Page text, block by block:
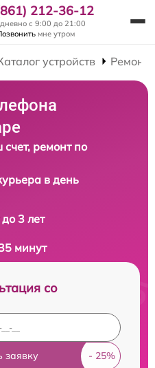
212-36-12
с 9:00 до 21:00
мне утром
устройств Ремонт
ремонт по
в день
3 лет
минут
со
заявку